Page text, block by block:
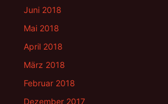
Juni 2018
Mai 2018
April 2018
März 2018
Februar 2018
Dezember 2017